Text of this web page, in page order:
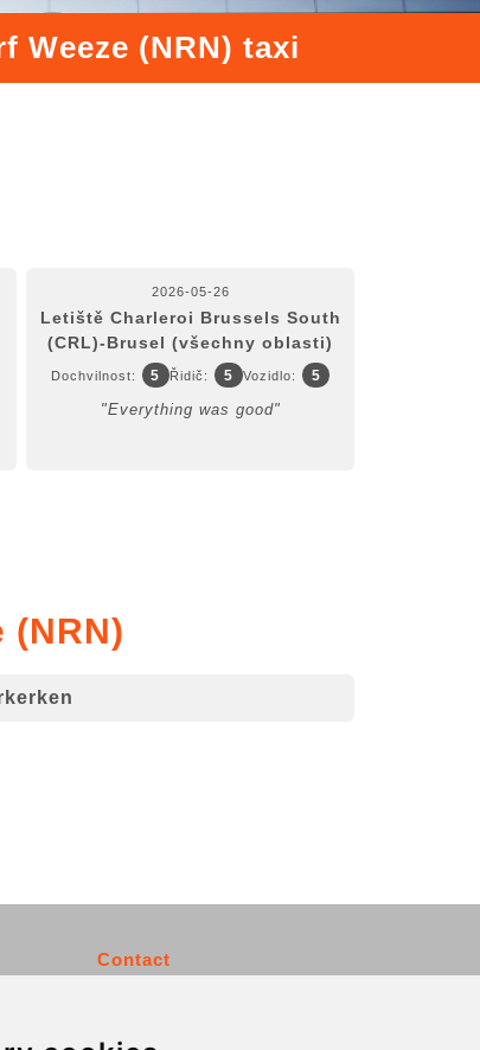
Weeze (NRN) taxi
2026-05-26
Letiště Charleroi Brussels South
(CRL)-Brusel (všechny oblasti)
Dochvilnost: 5 Řidič: 5 Vozidlo: 5
"Everything was good"
Contact